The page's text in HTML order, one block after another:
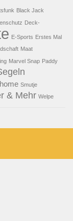
Black Jack
Deck-
E-Sports Erstes Mal
Maat
Marvel Snap Paddy
Smutje
& Mehr Welpe